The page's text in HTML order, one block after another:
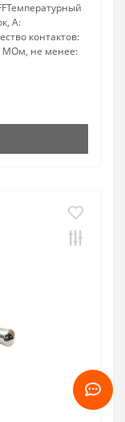
А:
контактов:
МОм, не менее: